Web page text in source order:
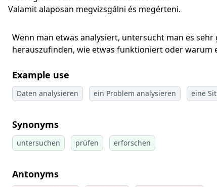
Valamit alaposan megvizsgálni és megérteni.
Wenn man etwas analysiert, untersucht man es sehr
herauszufinden, wie etwas funktioniert oder warum
Example use
Daten analysieren ein Problem analysieren eine
Synonyms
untersuchen prüfen erforschen
Antonyms